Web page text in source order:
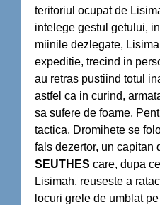
teritoriul ocupat de
intelege gestul getului,
miinile dezlegate,
expeditie, trecind in
au retras pustiind totul
astfel ca in curind,
sa sufere de foame.
tactica, Dromihete se
fals dezertor, un capitan
SEUTHES care, dupa
Lisimah, reuseste a
locuri grele de umblat